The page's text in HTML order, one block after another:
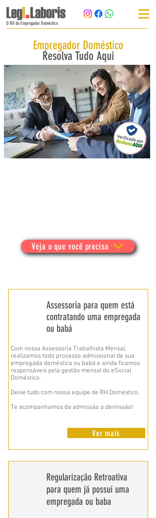
O RH do Empregador Doméstico
Empregador Doméstico
Resolva Tudo Aqui
Veja o que você precisa
Assessoria para quem está
contratando uma empregada
ou babá
Com nossa Assessoria Trabalhista Mensal,
realizamos todo processo admissional de sua
empregada doméstica ou babá e ainda ficamos
responsáveis pela gestão mensal do eSocial
Doméstico.
Deixe tudo com nossa equipe de RH Doméstico.
Te acompanhamos da admissão a demissão!
Ver mais
Regularização Retroativa
para quem já possui uma
empregada ou baba